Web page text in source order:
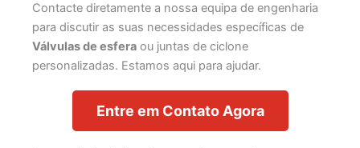
Contacte diretamente a nossa equipa de engenharia
para discutir as suas necessidades específicas de
Válvulas de esfera ou juntas de ciclone
personalizadas. Estamos aqui para ajudar.
Entre em Contato Agora